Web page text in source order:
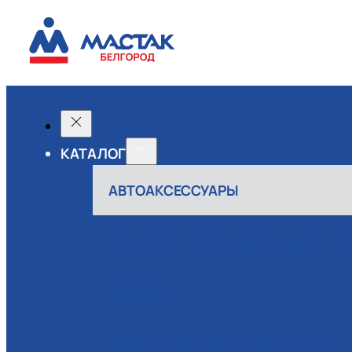
КАТАЛОГ
АВТОАКСЕССУАРЫ